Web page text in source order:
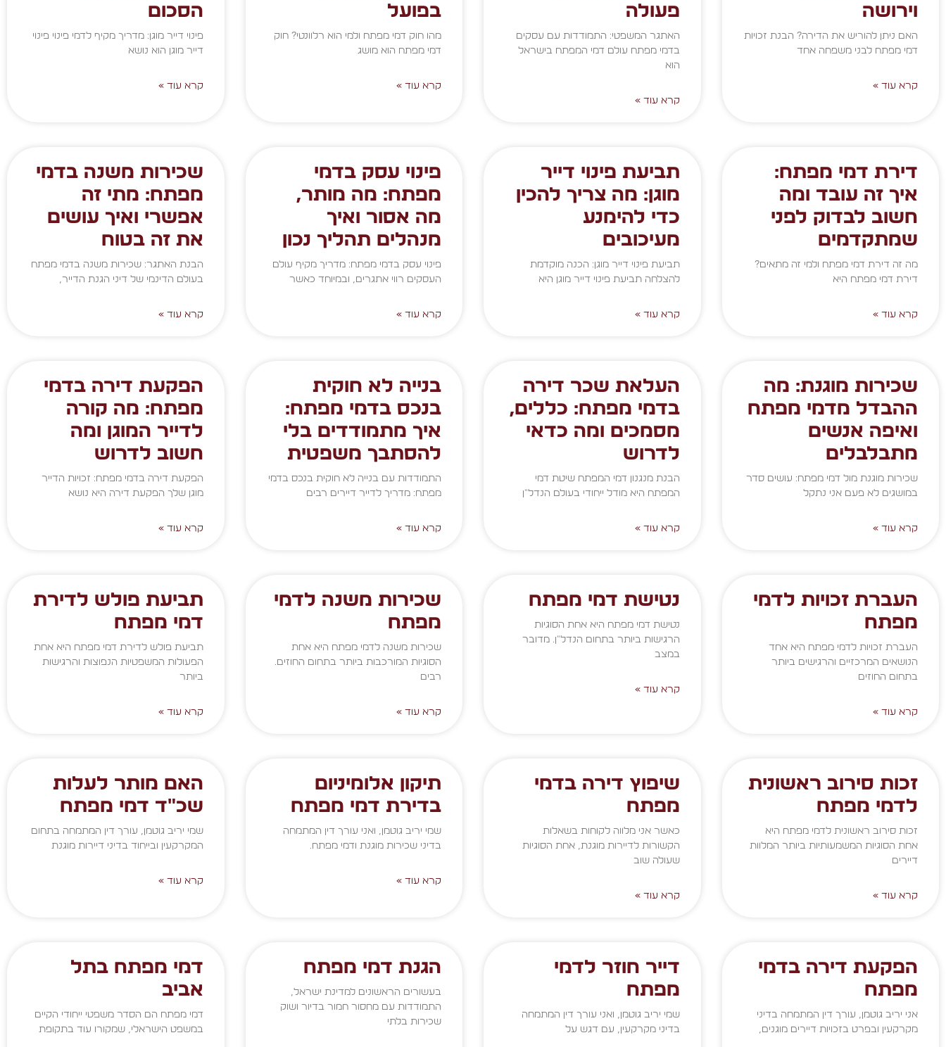
וירושה
האם ניתן להוריש את הדירה? הבנת זכויות
דמי מפתח לבני משפחה אחד
קרא עוד »
פעולה
האתגר המשפטי: התמודדות עם עסקים
בדמי מפתח עולם דמי המפתח בישראל
הוא
קרא עוד »
בפועל
מהו חוק דמי מפתח ולמי הוא רלוונטי? חוק
דמי מפתח הוא מושג
קרא עוד »
הסכום
פינוי דייר מוגן: מדריך מקיף לדמי פינוי פינוי
דייר מוגן הוא נושא
קרא עוד »
דירת דמי מפתח:
איך זה עובד ומה
חשוב לבדוק לפני
שמתקדמים
מה זה דירת דמי מפתח ולמי זה מתאים?
דירת דמי מפתח היא
קרא עוד »
תביעת פינוי דייר
מוגן: מה צריך להכין
כדי להימנע
מעיכובים
תביעת פינוי דייר מוגן: הכנה מוקדמת
להצלחה תביעת פינוי דייר מוגן היא
קרא עוד »
פינוי עסק בדמי
מפתח: מה מותר,
מה אסור ואיך
מנהלים תהליך נכון
פינוי עסק בדמי מפתח: מדריך מקיף עולם
העסקים רווי אתגרים, ובמיוחד כאשר
קרא עוד »
שכירות משנה בדמי
מפתח: מתי זה
אפשרי ואיך עושים
את זה בטוח
הבנת האתגר: שכירות משנה בדמי מפתח
בעולם הדינמי של דיני הגנת הדייר,
קרא עוד »
שכירות מוגנת: מה
ההבדל מדמי מפתח
ואיפה אנשים
מתבלבלים
שכירות מוגנת מול דמי מפתח: עושים סדר
במושגים לא פעם אני נתקל
קרא עוד »
העלאת שכר דירה
בדמי מפתח: כללים,
מסמכים ומה כדאי
לדרוש
הבנת מנגנון דמי המפתח שיטת דמי
המפתח היא מודל ייחודי בעולם הנדל"ן
קרא עוד »
בנייה לא חוקית
בנכס בדמי מפתח:
איך מתמודדים בלי
להסתבך משפטית
התמודדות עם בנייה לא חוקית בנכס בדמי
מפתח: מדריך לדייר דיירים רבים
קרא עוד »
הפקעת דירה בדמי
מפתח: מה קורה
לדייר המוגן ומה
חשוב לדרוש
הפקעת דירה בדמי מפתח: זכויות הדייר
מוגן שלך הפקעת דירה היא נושא
קרא עוד »
העברת זכויות לדמי
מפתח
העברת זכויות לדמי מפתח היא אחד
הנושאים המרכזיים והרגישים ביותר
בתחום החוזים
קרא עוד »
נטישת דמי מפתח
נטישת דמי מפתח היא אחת הסוגיות
הרגישות ביותר בתחום הנדל"ן. מדובר
במצב
קרא עוד »
שכירות משנה לדמי
מפתח
שכירות משנה לדמי מפתח היא אחת
הסוגיות המורכבות ביותר בתחום החוזים.
רבים
קרא עוד »
תביעת פולש לדירת
דמי מפתח
תביעת פולש לדירת דמי מפתח היא אחת
הפעולות המשפטיות הנפוצות והרגישות
ביותר
קרא עוד »
זכות סירוב ראשונית
לדמי מפתח
זכות סירוב ראשונית לדמי מפתח היא
אחת הסוגיות המשמעותיות ביותר המלוות
דיירים
קרא עוד »
שיפוץ דירה בדמי
מפתח
כאשר אני מלווה לקוחות בשאלות
הקשורות לדיירות מוגנת, אחת הסוגיות
שעולה שוב
קרא עוד »
תיקון אלומיניום
בדירת דמי מפתח
שמי יריב גוטמן, ואני עורך דין המתמחה
בדיני שכירות מוגנת ודמי מפתח.
קרא עוד »
האם מותר לעלות
שכ"ד דמי מפתח
שמי יריב גוטמן, עורך דין המתמחה בתחום
המקרקעין ובייחוד בדיני דיירות מוגנת
קרא עוד »
הפקעת דירה בדמי
מפתח
אני יריב גוטמן, עורך דין המתמחה בדיני
מקרקעין ובפרט בזכויות דיירים מוגנים,
דייר חוזר לדמי
מפתח
שמי יריב גוטמן, ואני עורך דין המתמחה
בדיני מקרקעין, עם דגש על
הגנת דמי מפתח
בעשורים הראשונים למדינת ישראל,
התמודדות עם מחסור חמור בדיור ושוק
שכירות בלתי
דמי מפתח בתל
אביב
דמי מפתח הם הסדר משפטי ייחודי הקיים
במשפט הישראלי, שמקורו עוד בתקופת